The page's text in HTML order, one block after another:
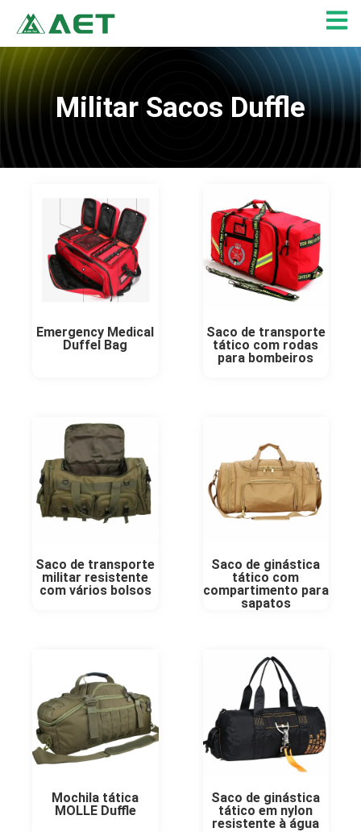
content
Militar Sacos Duffle
Emergency Medical
Duffel Bag
Saco de transporte
tático com rodas
para bombeiros
Saco de transporte
militar resistente
com vários bolsos
Saco de ginástica
tático com
compartimento para
sapatos
Mochila tática
MOLLE Duffle
Saco de ginástica
tático em nylon
resistente à água